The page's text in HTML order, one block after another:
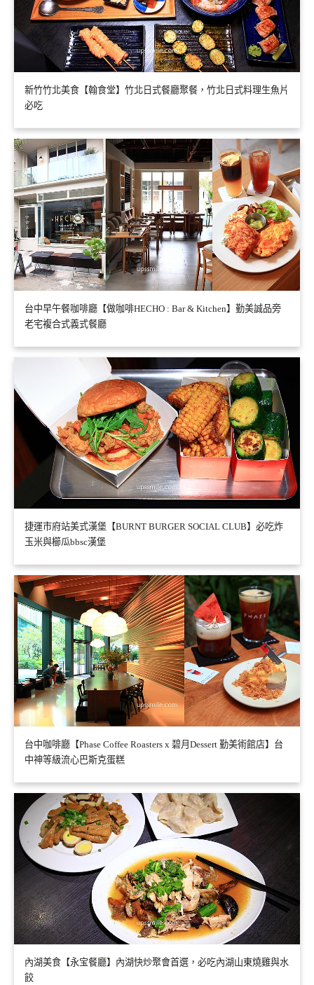
新竹竹北美食【翰食堂】竹北日式餐廳聚餐，竹北日式料理生魚片
必吃
台中早午餐咖啡廳【做咖啡HECHO : Bar & Kitchen】勤美誠品旁
老宅複合式義式餐廳
捷運市府站美式漢堡【BURNT BURGER SOCIAL CLUB】必吃炸
玉米與櫛瓜bbsc漢堡
台中咖啡廳【Phase Coffee Roasters x 碧月Dessert 勤美術館店】台
中神等級流心巴斯克蛋糕
內湖美食【永宝餐廳】內湖快炒聚會首選，必吃內湖山東燒雞與水
餃